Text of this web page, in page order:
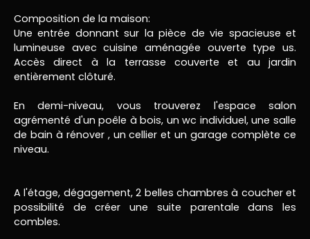
Composition de la maison:
Une entrée donnant sur la pièce de vie spacieuse et
lumineuse avec cuisine aménagée ouverte type us.
Accès direct à la terrasse couverte et au jardin
entièrement clôturé.
En demi-niveau, vous trouverez l'espace salon
agrémenté d'un poêle à bois, un wc individuel, une salle
de bain à rénover , un cellier et un garage complète ce
niveau.
A l'étage, dégagement, 2 belles chambres à coucher et
possibilité de créer une suite parentale dans les
combles.